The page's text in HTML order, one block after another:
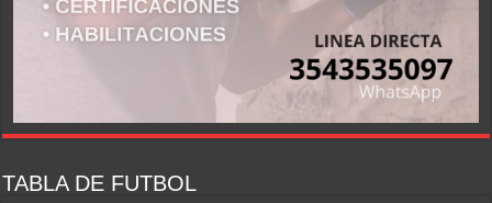
TABLA DE FUTBOL